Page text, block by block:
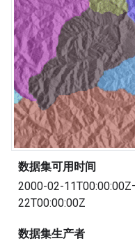
数据集可用时间
2000-02-
22T00:00:00Z
数据集生产者